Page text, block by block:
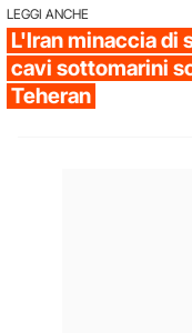
LEGGI ANCHE
L'Iran minaccia di
cavi sottomarini
Teheran